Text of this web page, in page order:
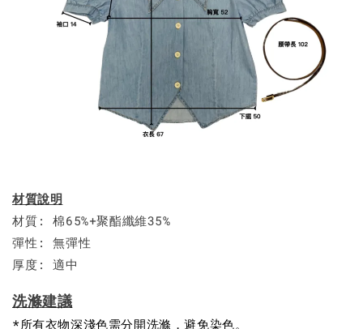
材質說明
材質: 棉65%+聚酯纖維35%
彈性: 無彈性
厚度: 適中
洗滌建議
*所有衣物深淺色需分開洗滌，避免染色。